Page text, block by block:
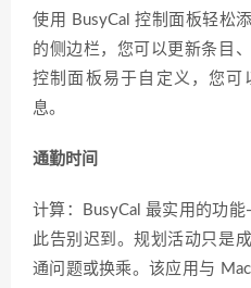
使用 BusyCal 控制面板轻松
的侧边栏，您可以更新条目
控制面板易于自定义，您可
息。
通勤时间
计算：BusyCal 最实用的功
此告别迟到。规划活动只是
通问题或换乘。该应用与